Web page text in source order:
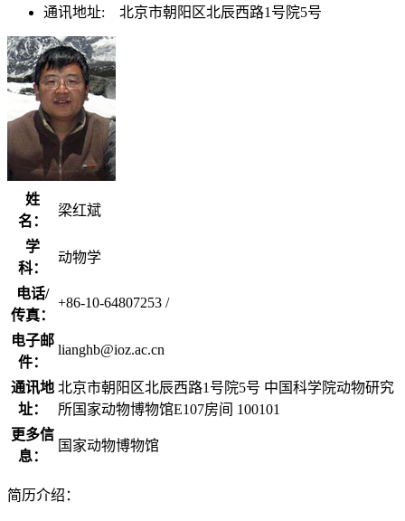
通讯地址: 北京市朝阳区北辰西路1号院5号
姓
名：
梁红斌
学
科：
动物学
电话/
传真：
+86-10-64807253 /
电子邮
件：
lianghb@ioz.ac.cn
通讯地
址：
北京市朝阳区北辰西路1号院5号 中国科学院动物研究
所国家动物博物馆E107房间 100101
更多信
息：
国家动物博物馆
简历介绍：